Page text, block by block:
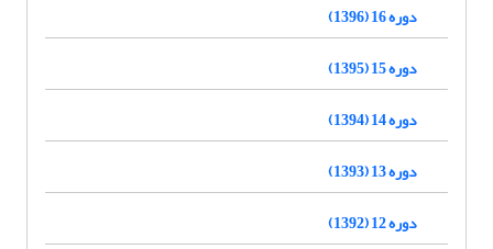
دوره 16 (1396)
دوره 15 (1395)
دوره 14 (1394)
دوره 13 (1393)
دوره 12 (1392)